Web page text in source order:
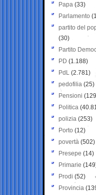
Papa (33)
Parlamento
partito del
(30)
Partito
PD (1.188)
PdL (2.781)
pedofilia (25)
Pensioni
Politica
polizia (253)
Porto (12)
povertà (502)
Presepe (14)
Primarie
Prodi (52)
Provincia